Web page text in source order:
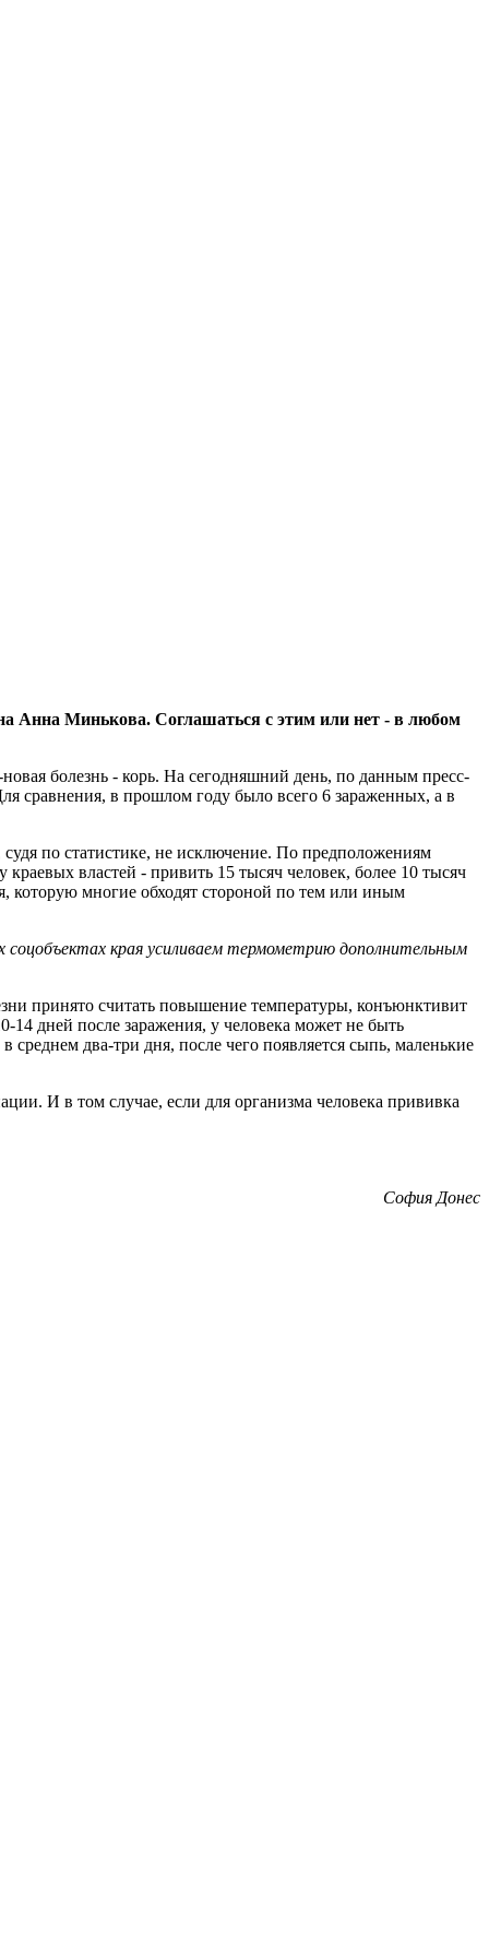
Анна Минькова. Соглашаться с этим или нет - в любом
болезнь - корь. На сегодняшний день, по данным пресс-
сравнения, в прошлом году было всего 6 зараженных, а в
по статистике, не исключение. По предположениям
властей - привить 15 тысяч человек, более 10 тысяч
которую многие обходят стороной по тем или иным
края усиливаем термометрию дополнительным
принято считать повышение температуры, конъюнктивит
дней после заражения, у человека может не быть
два-три дня, после чего появляется сыпь, маленькие
И в том случае, если для организма человека прививка
София Донес